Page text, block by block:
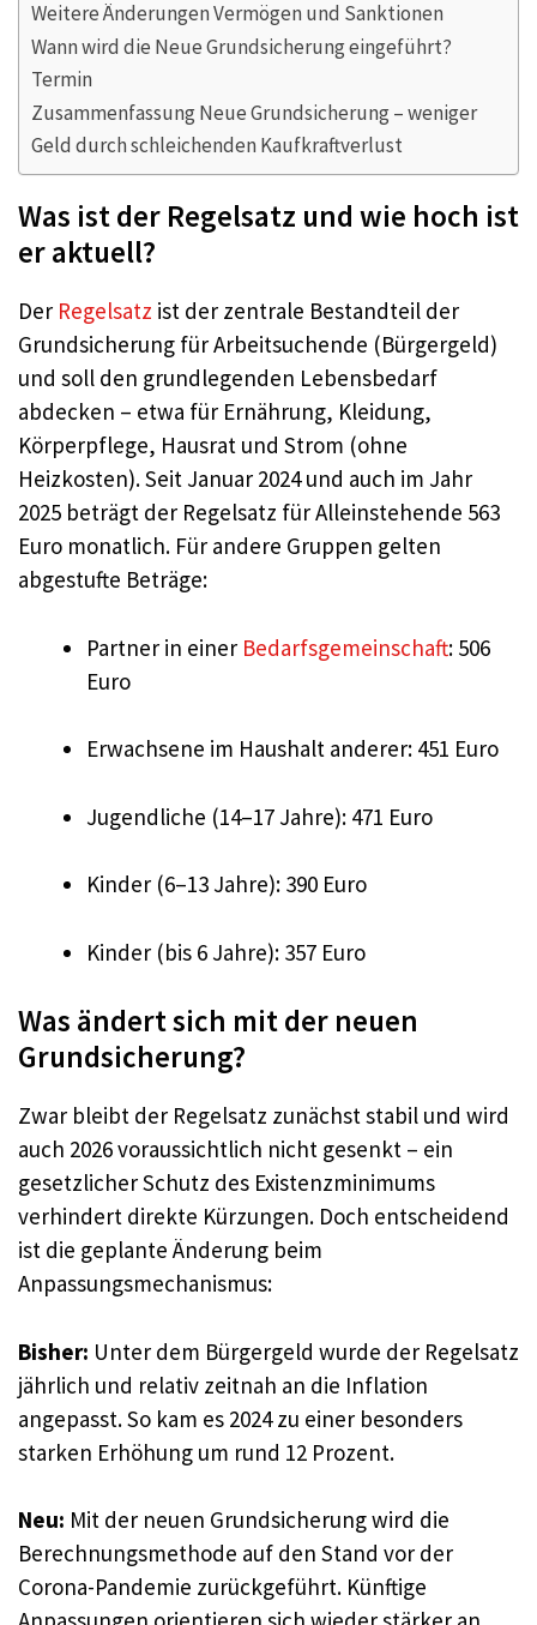
Weitere Änderungen Vermögen und Sanktionen
Wann wird die Neue Grundsicherung eingeführt?
Termin
Zusammenfassung Neue Grundsicherung – weniger
Geld durch schleichenden Kaufkraftverlust
Was ist der Regelsatz und wie hoch ist
er aktuell?
Der Regelsatz ist der zentrale Bestandteil der
Grundsicherung für Arbeitsuchende (Bürgergeld)
und soll den grundlegenden Lebensbedarf
abdecken – etwa für Ernährung, Kleidung,
Körperpflege, Hausrat und Strom (ohne
Heizkosten). Seit Januar 2024 und auch im Jahr
2025 beträgt der Regelsatz für Alleinstehende 563
Euro monatlich. Für andere Gruppen gelten
abgestufte Beträge:
Partner in einer Bedarfsgemeinschaft: 506
Euro
Erwachsene im Haushalt anderer: 451 Euro
Jugendliche (14–17 Jahre): 471 Euro
Kinder (6–13 Jahre): 390 Euro
Kinder (bis 6 Jahre): 357 Euro
Was ändert sich mit der neuen
Grundsicherung?
Zwar bleibt der Regelsatz zunächst stabil und wird
auch 2026 voraussichtlich nicht gesenkt – ein
gesetzlicher Schutz des Existenzminimums
verhindert direkte Kürzungen. Doch entscheidend
ist die geplante Änderung beim
Anpassungsmechanismus:
Bisher: Unter dem Bürgergeld wurde der Regelsatz
jährlich und relativ zeitnah an die Inflation
angepasst. So kam es 2024 zu einer besonders
starken Erhöhung um rund 12 Prozent.
Neu: Mit der neuen Grundsicherung wird die
Berechnungsmethode auf den Stand vor der
Corona-Pandemie zurückgeführt. Künftige